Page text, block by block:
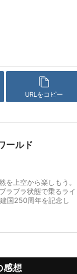
URLをコピー
ールド
を上空から楽しもう。
ラブラ状態で乗るライ
国250周年を記念し
感想